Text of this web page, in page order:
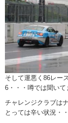
そして運悪く86レー
6・・・噂では聞いて
チャレンジクラブは
とっては辛い状況・・